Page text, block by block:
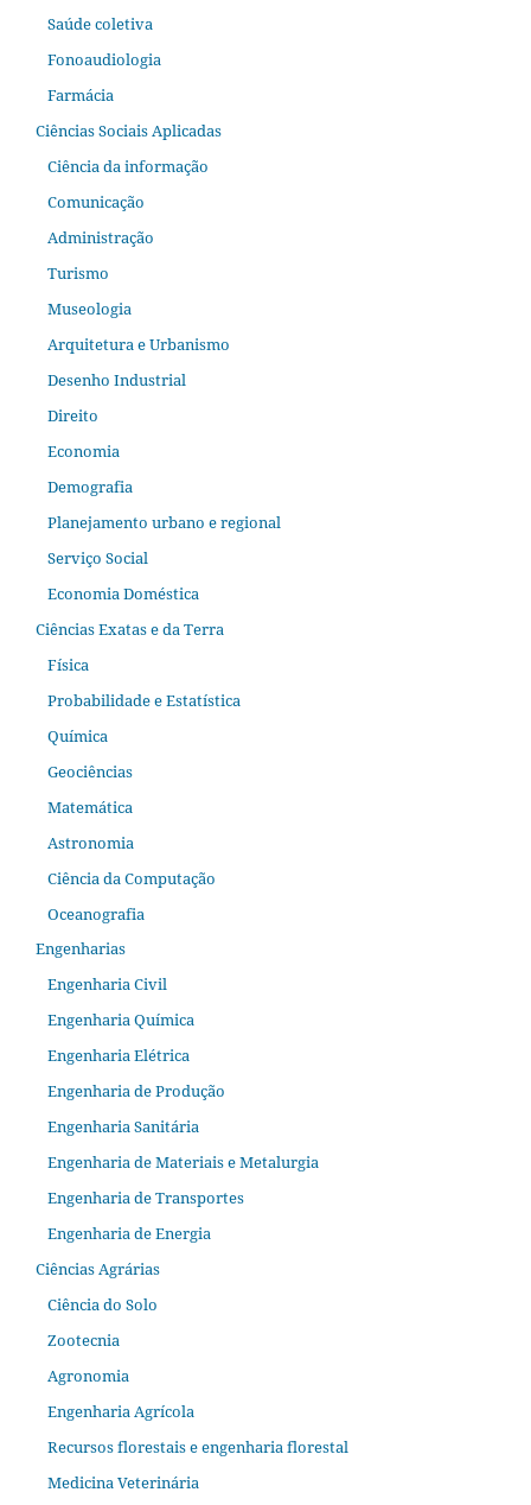
Saúde coletiva
Fonoaudiologia
Farmácia
Ciências Sociais Aplicadas
Ciência da informação
Comunicação
Administração
Turismo
Museologia
Arquitetura e Urbanismo
Desenho Industrial
Direito
Economia
Demografia
Planejamento urbano e regional
Serviço Social
Economia Doméstica
Ciências Exatas e da Terra
Física
Probabilidade e Estatística
Química
Geociências
Matemática
Astronomia
Ciência da Computação
Oceanografia
Engenharias
Engenharia Civil
Engenharia Química
Engenharia Elétrica
Engenharia de Produção
Engenharia Sanitária
Engenharia de Materiais e Metalurgia
Engenharia de Transportes
Engenharia de Energia
Ciências Agrárias
Ciência do Solo
Zootecnia
Agronomia
Engenharia Agrícola
Recursos florestais e engenharia florestal
Medicina Veterinária